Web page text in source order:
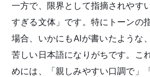
一方で、限界として指摘されやす
すぎる文体」です。特にトーンの
場合、いかにもAIが書いたような
苦しい日本語になりがちです。こ
めには、「親しみやすい口調で」